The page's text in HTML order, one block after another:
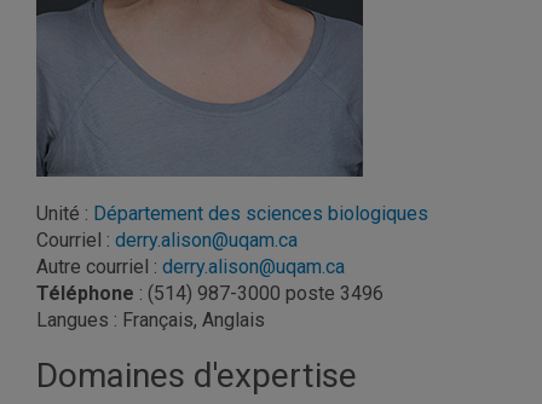
Unité : Département des sciences biologiques
Courriel : derry.alison@uqam.ca
Autre courriel : derry.alison@uqam.ca
Téléphone : (514) 987-3000 poste 3496
Langues : Français, Anglais
Domaines d'expertise